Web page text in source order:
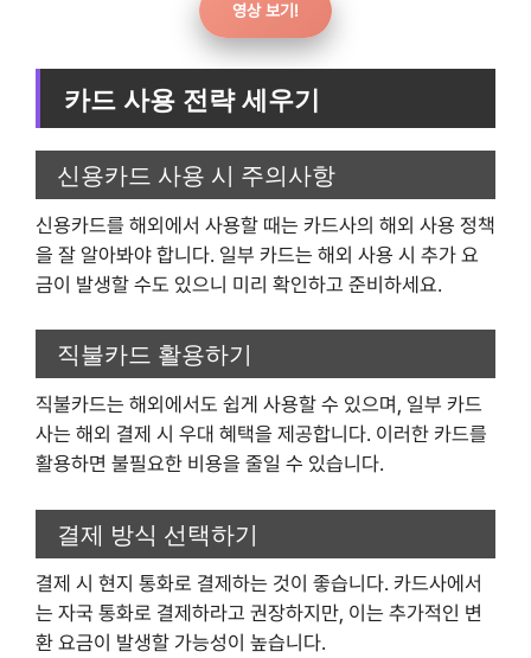
영상 보기!
카드 사용 전략 세우기
신용카드 사용 시 주의사항
신용카드를 해외에서 사용할 때는 카드사의 해외 사용 정책
을 잘 알아봐야 합니다. 일부 카드는 해외 사용 시 추가 요
금이 발생할 수도 있으니 미리 확인하고 준비하세요.
직불카드 활용하기
직불카드는 해외에서도 쉽게 사용할 수 있으며, 일부 카드
사는 해외 결제 시 우대 혜택을 제공합니다. 이러한 카드를
활용하면 불필요한 비용을 줄일 수 있습니다.
결제 방식 선택하기
결제 시 현지 통화로 결제하는 것이 좋습니다. 카드사에서
는 자국 통화로 결제하라고 권장하지만, 이는 추가적인 변
환 요금이 발생할 가능성이 높습니다.